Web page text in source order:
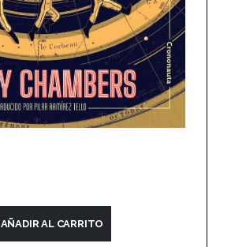
AÑADIR AL CARRITO